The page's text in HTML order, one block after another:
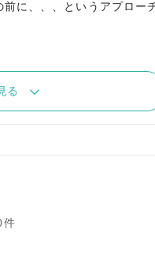
に、、、というアプロー
る
件